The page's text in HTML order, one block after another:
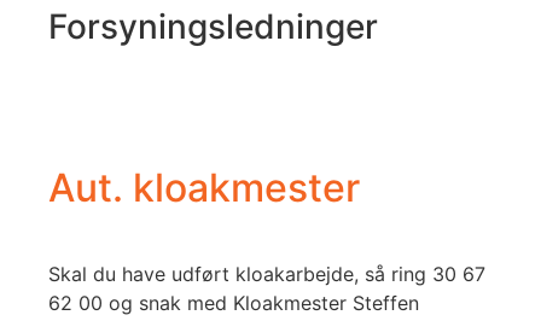
Forsyningsledninger
Aut. kloakmester
Skal du have udført kloakarbejde, så ring 30 67
62 00 og snak med Kloakmester Steffen